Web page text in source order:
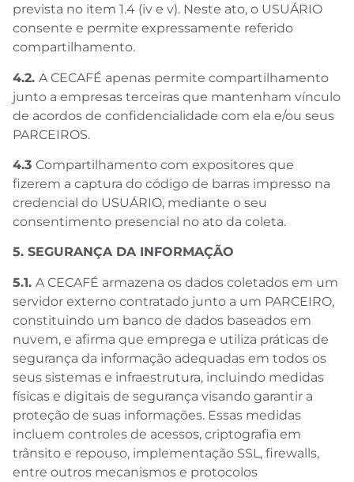
prevista no item 1.4 (iv e v). Neste ato, o USUÁRIO
consente e permite expressamente referido
compartilhamento.
4.2. A CECAFÉ apenas permite compartilhamento
junto a empresas terceiras que mantenham vínculo
de acordos de confidencialidade com ela e/ou seus
PARCEIROS.
4.3 Compartilhamento com expositores que
fizerem a captura do código de barras impresso na
credencial do USUÁRIO, mediante o seu
consentimento presencial no ato da coleta.
5. SEGURANÇA DA INFORMAÇÃO
5.1. A CECAFÉ armazena os dados coletados em um
servidor externo contratado junto a um PARCEIRO,
constituindo um banco de dados baseados em
nuvem, e afirma que emprega e utiliza práticas de
segurança da informação adequadas em todos os
seus sistemas e infraestrutura, incluindo medidas
físicas e digitais de segurança visando garantir a
proteção de suas informações. Essas medidas
incluem controles de acessos, criptografia em
trânsito e repouso, implementação SSL, firewalls,
entre outros mecanismos e protocolos